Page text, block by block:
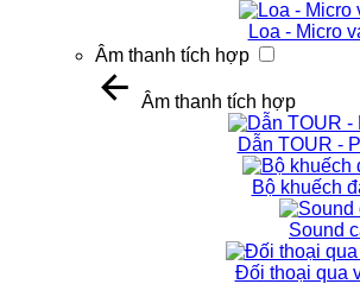
Loa - Micro
Âm thanh tích hợp
Âm thanh tích hợp
Dẫn TOUR -
Bộ khuếch
Sound
Đối thoại qua